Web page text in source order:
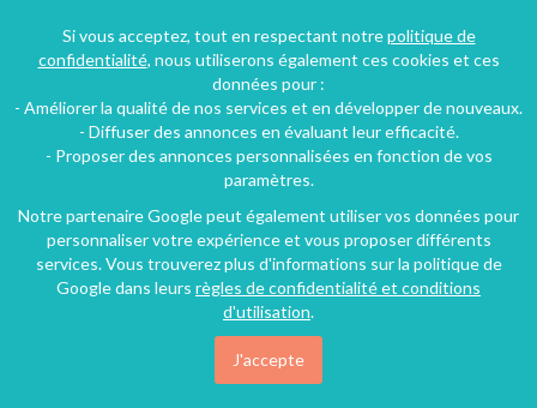
Si vous acceptez, tout en respectant notrepolitique de
confidentialité, nous utiliserons également ces cookies et ces
données pour :
- Améliorer la qualité de nos services et en développer de nouveaux.
- Diffuser des annonces en évaluant leur efficacité.
- Proposer des annonces personnalisées en fonction de vos
paramètres.
Notre partenaire Google peut également utiliser vos données pour
personnaliser votre expérience et vous proposer différents
services. Vous trouverez plus d'informations sur la politique de
Google dans leurs règles de confidentialité et conditions
d'utilisation.
J'accepte